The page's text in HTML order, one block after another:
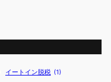
イートイン脱税 (1)